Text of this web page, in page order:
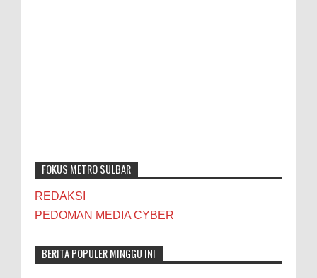
FOKUS METRO SULBAR
REDAKSI
PEDOMAN MEDIA CYBER
BERITA POPULER MINGGU INI